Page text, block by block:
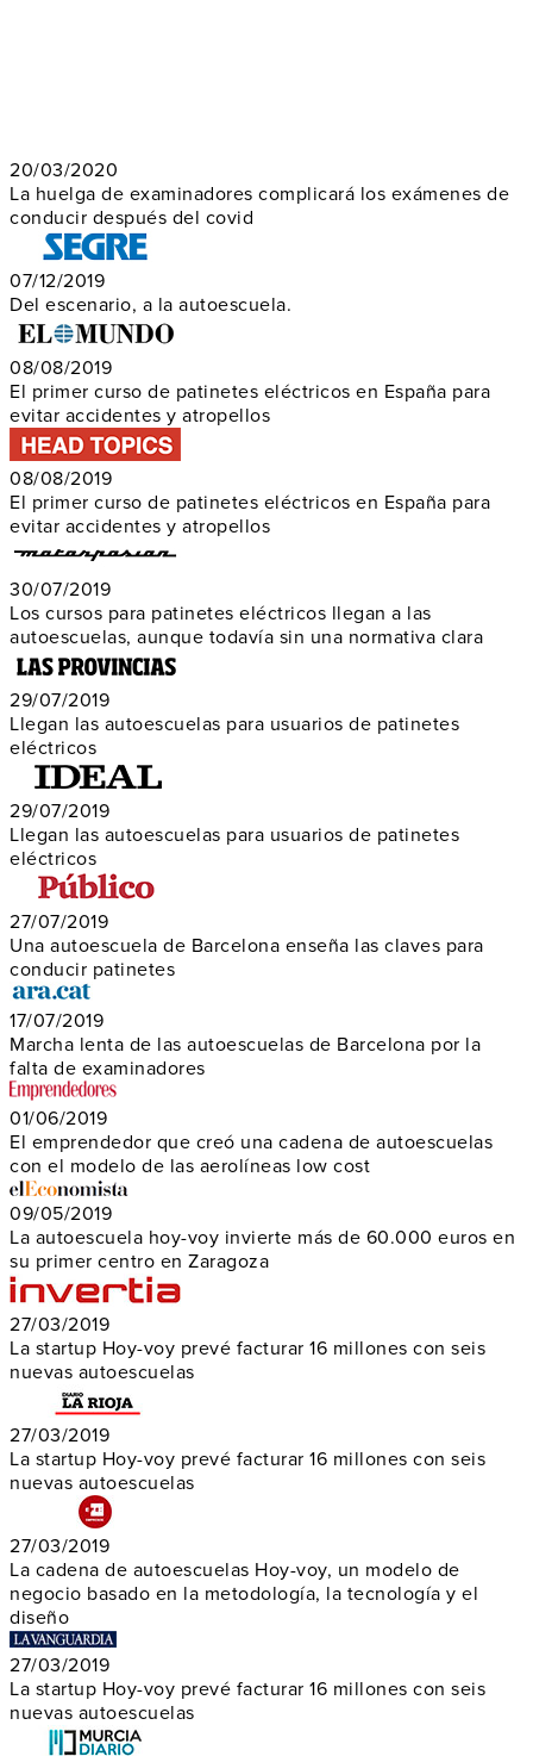
20/03/2020
La huelga de examinadores complicará los exámenes de
conducir después del covid
07/12/2019
Del escenario, a la autoescuela.
08/08/2019
El primer curso de patinetes eléctricos en España para
evitar accidentes y atropellos
08/08/2019
El primer curso de patinetes eléctricos en España para
evitar accidentes y atropellos
30/07/2019
Los cursos para patinetes eléctricos llegan a las
autoescuelas, aunque todavía sin una normativa clara
29/07/2019
Llegan las autoescuelas para usuarios de patinetes
eléctricos
29/07/2019
Llegan las autoescuelas para usuarios de patinetes
eléctricos
27/07/2019
Una autoescuela de Barcelona enseña las claves para
conducir patinetes
17/07/2019
Marcha lenta de las autoescuelas de Barcelona por la
falta de examinadores
01/06/2019
El emprendedor que creó una cadena de autoescuelas
con el modelo de las aerolíneas low cost
09/05/2019
La autoescuela hoy-voy invierte más de 60.000 euros en
su primer centro en Zaragoza
27/03/2019
La startup Hoy-voy prevé facturar 16 millones con seis
nuevas autoescuelas
27/03/2019
La startup Hoy-voy prevé facturar 16 millones con seis
nuevas autoescuelas
27/03/2019
La cadena de autoescuelas Hoy-voy, un modelo de
negocio basado en la metodología, la tecnología y el
diseño
27/03/2019
La startup Hoy-voy prevé facturar 16 millones con seis
nuevas autoescuelas